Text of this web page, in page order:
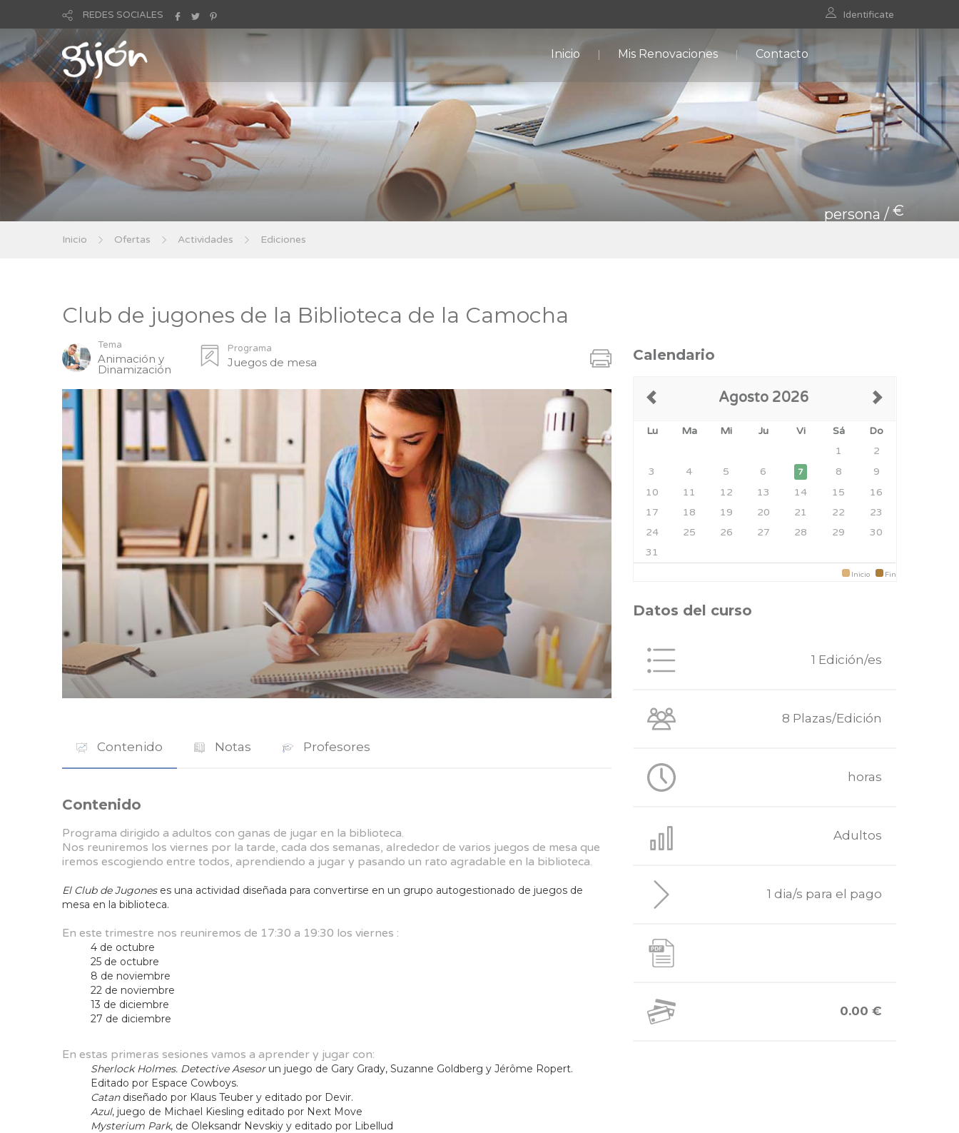
REDES SOCIALES Identificate
Inicio Mis Renovaciones Contacto
persona / €
Inicio Ofertas Actividades Ediciones
Club de jugones de la Biblioteca de la Camocha
Tema
Animación y
Dinamización
Programa
Juegos de mesa
Contenido Notas Profesores
Contenido
Programa dirigido a adultos con ganas de jugar en la biblioteca.
Nos reuniremos los viernes por la tarde, cada dos semanas, alrededor de varios juegos de mesa que
iremos escogiendo entre todos, aprendiendo a jugar y pasando un rato agradable en la biblioteca.
El Club de Jugoneses una actividad diseñada para convertirse en un grupo autogestionado de juegos de
mesa en la biblioteca.
En este trimestre nos reuniremos de 17:30 a 19:30 los viernes :
4 de octubre
25 de octubre
8 de noviembre
22 de noviembre
13 de diciembre
27 de diciembre
En estas primeras sesiones vamos a aprender y jugar con:
Sherlock Holmes. Detective Asesorun juego de Gary Grady, Suzanne Goldberg y Jérôme Ropert.
Editado por Espace Cowboys.
Catandiseñado por Klaus Teuber y editado por Devir.
Azul, juego de Michael Kiesling editado por Next Move
Mysterium Park, de Oleksandr Nevskiy y editado por Libellud
Calendario
Agosto 2026
Lu Ma Mi Ju Vi Sá
Do
1
2
3
4 5 6 7 8
9
10
11 12 13 14 15
16
17
18 19 20 21 22
23
24
25 26 27 28 29
30
31
Inicio Fin
Datos del curso
1 Edición/es
8 Plazas/Edición
horas
Adultos
1 dia/s para el pago
0.00 €